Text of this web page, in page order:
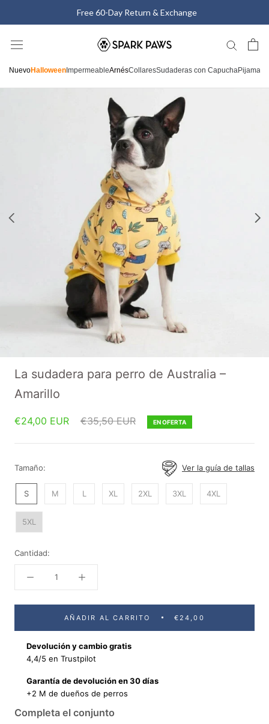
Free 60-Day Return & Exchange
NuevoHalloween ImpermeableArnésCollaresSudaderas con CapuchaPijamas
La sudadera para perro de Australia –
Amarillo
€24,00 EUR €35,50 EUR EN OFERTA
Tamaño: Ver la guía de tallas
S M L XL 2XL 3XL 4XL
5XL
Cantidad:
AÑADIR AL CARRITO €24,00
Devolución y cambio gratis
4,4/5 en Trustpilot
Garantía de devolución en 30 días
+2 M de dueños de perros
Completa el conjunto